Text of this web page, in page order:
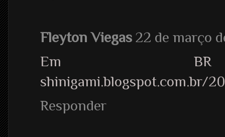
Fleyton Viegas 22 de março
Em BR
shinigami.blogspot.com.br/
Responder